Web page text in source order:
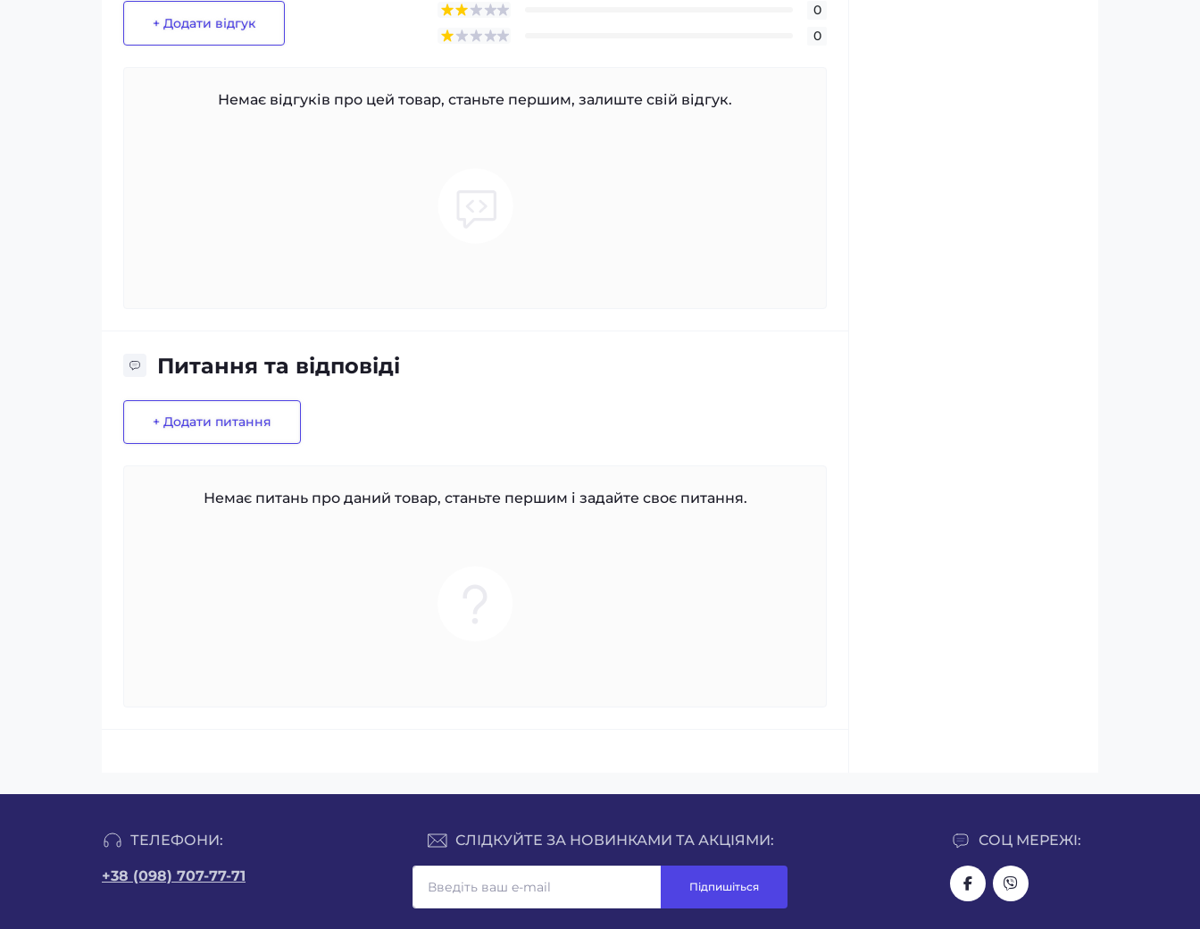
+ Додати відгук
0
0
Немає відгуків про цей товар, станьте першим, залиште свій відгук.
Питання та відповіді
+ Додати питання
Немає питань про даний товар, станьте першим і задайте своє питання.
ТЕЛЕФОНИ:
+38 (098) 707-77-71
СОЦ МЕРЕЖІ:
СЛІДКУЙТЕ ЗА НОВИНКАМИ ТА АКЦІЯМИ:
Підпишіться